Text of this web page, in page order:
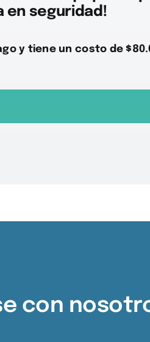
en seguridad!
y tiene un costo de
con